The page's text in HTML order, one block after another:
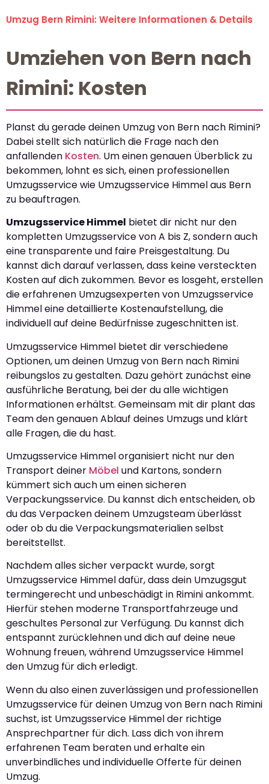
Umzug Bern Rimini: Weitere Informationen & Details
Umziehen von Bern nach
Rimini: Kosten
Planst du gerade deinen Umzug von Bern nach Rimini?
Dabei stellt sich natürlich die Frage nach den
anfallenden Kosten. Um einen genauen Überblick zu
bekommen, lohnt es sich, einen professionellen
Umzugsservice wie Umzugsservice Himmel aus Bern
zu beauftragen.
Umzugsservice Himmel bietet dir nicht nur den
kompletten Umzugsservice von A bis Z, sondern auch
eine transparente und faire Preisgestaltung. Du
kannst dich darauf verlassen, dass keine versteckten
Kosten auf dich zukommen. Bevor es losgeht, erstellen
die erfahrenen Umzugsexperten von Umzugsservice
Himmel eine detaillierte Kostenaufstellung, die
individuell auf deine Bedürfnisse zugeschnitten ist.
Umzugsservice Himmel bietet dir verschiedene
Optionen, um deinen Umzug von Bern nach Rimini
reibungslos zu gestalten. Dazu gehört zunächst eine
ausführliche Beratung, bei der du alle wichtigen
Informationen erhältst. Gemeinsam mit dir plant das
Team den genauen Ablauf deines Umzugs und klärt
alle Fragen, die du hast.
Umzugsservice Himmel organisiert nicht nur den
Transport deiner Möbel und Kartons, sondern
kümmert sich auch um einen sicheren
Verpackungsservice. Du kannst dich entscheiden, ob
du das Verpacken deinem Umzugsteam überlässt
oder ob du die Verpackungsmaterialien selbst
bereitstellst.
Nachdem alles sicher verpackt wurde, sorgt
Umzugsservice Himmel dafür, dass dein Umzugsgut
termingerecht und unbeschädigt in Rimini ankommt.
Hierfür stehen moderne Transportfahrzeuge und
geschultes Personal zur Verfügung. Du kannst dich
entspannt zurücklehnen und dich auf deine neue
Wohnung freuen, während Umzugsservice Himmel
den Umzug für dich erledigt.
Wenn du also einen zuverlässigen und professionellen
Umzugsservice für deinen Umzug von Bern nach Rimini
suchst, ist Umzugsservice Himmel der richtige
Ansprechpartner für dich. Lass dich von ihrem
erfahrenen Team beraten und erhalte ein
unverbindliches und individuelle Offerte für deinen
Umzug.